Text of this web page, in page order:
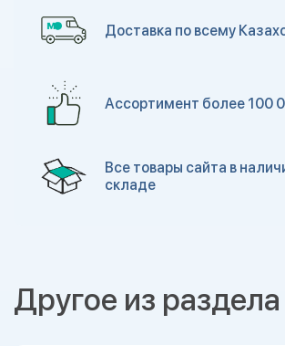
Доставка по всему
Ассортимент более 100
Все товары сайта в
складе
Другое из раздела